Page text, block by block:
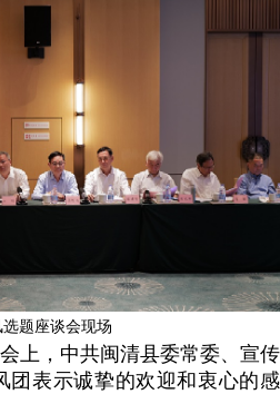
选题座谈会现场
上，中共闽清县委常委、宣传
团表示诚挚的欢迎和衷心的感